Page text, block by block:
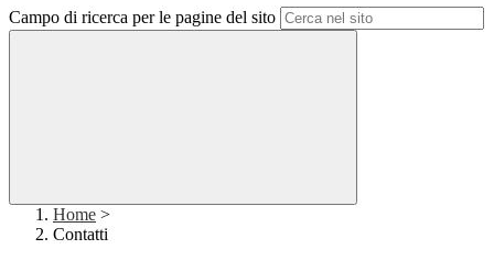
Campo di ricerca per le pagine del sito
Home >
Contatti